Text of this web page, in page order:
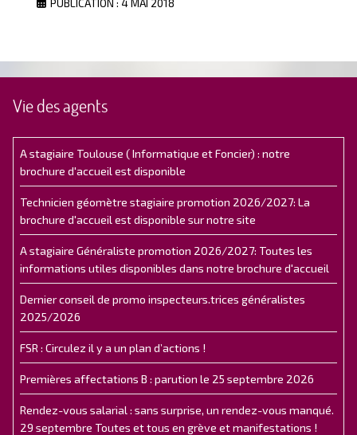
PUBLICATION : 4 MAI 2018
Vie des agents
A stagiaire Toulouse ( Informatique et Foncier) : notre
brochure d'accueil est disponible
Technicien géomètre stagiaire promotion 2026/2027: La
brochure d'accueil est disponible sur notre site
A stagiaire Généraliste promotion 2026/2027: Toutes les
informations utiles disponibles dans notre brochure d'accueil
Dernier conseil de promo inspecteurs.trices généralistes
2025/2026
FSR : Circulez il y a un plan d’actions !
Premières affectations B : parution le 25 septembre 2026
Rendez-vous salarial : sans surprise, un rendez-vous manqué.
29 septembre Toutes et tous en grève et manifestations !